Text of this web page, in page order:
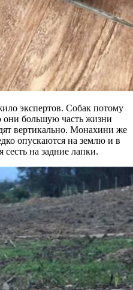
экспертов. Собак потому
они большую часть жизни
вертикально. Монахини же
опускаются на землю и в
сесть на задние лапки.